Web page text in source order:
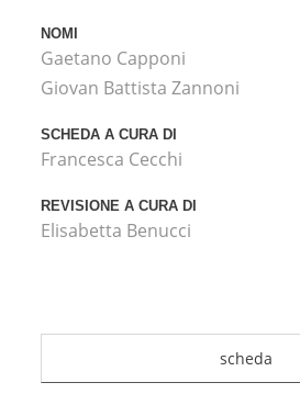
NOMI
Gaetano Capponi
Giovan Battista Zannoni
SCHEDA A CURA DI
Francesca Cecchi
REVISIONE A CURA DI
Elisabetta Benucci
scheda